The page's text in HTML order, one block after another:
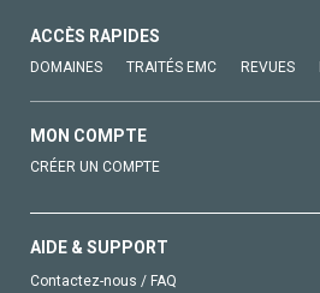
ACCÈS RAPIDES
DOMAINES TRAITÉS EMC REVUES
MON COMPTE
CRÉER UN COMPTE
AIDE & SUPPORT
Contactez-nous / FAQ